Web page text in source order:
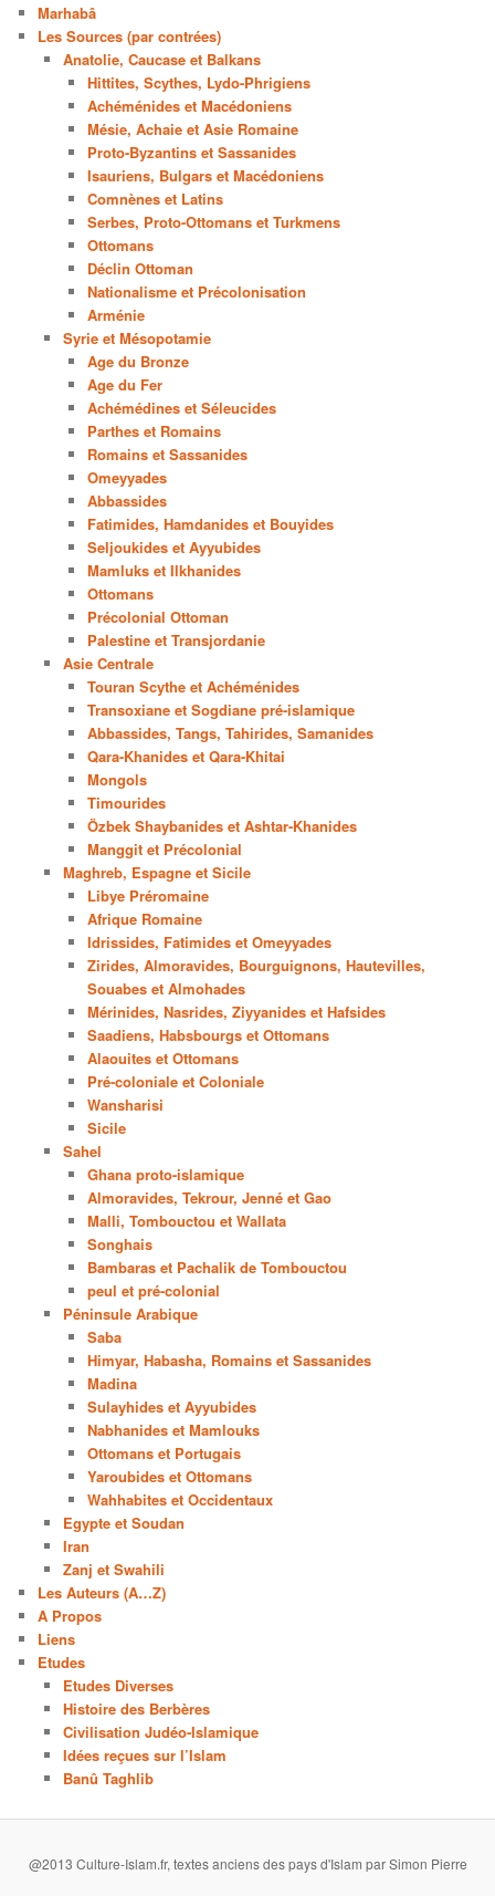
Marhabâ
Les Sources (par contrées)
Anatolie, Caucase et Balkans
Hittites, Scythes, Lydo-Phrigiens
Achéménides et Macédoniens
Mésie, Achaie et Asie Romaine
Proto-Byzantins et Sassanides
Isauriens, Bulgars et Macédoniens
Comnènes et Latins
Serbes, Proto-Ottomans et Turkmens
Ottomans
Déclin Ottoman
Nationalisme et Précolonisation
Arménie
Syrie et Mésopotamie
Age du Bronze
Age du Fer
Achémédines et Séleucides
Parthes et Romains
Romains et Sassanides
Omeyyades
Abbassides
Fatimides, Hamdanides et Bouyides
Seljoukides et Ayyubides
Mamluks et Ilkhanides
Ottomans
Précolonial Ottoman
Palestine et Transjordanie
Asie Centrale
Touran Scythe et Achéménides
Transoxiane et Sogdiane pré-islamique
Abbassides, Tangs, Tahirides, Samanides
Qara-Khanides et Qara-Khitai
Mongols
Timourides
Özbek Shaybanides et Ashtar-Khanides
Manggit et Précolonial
Maghreb, Espagne et Sicile
Libye Préromaine
Afrique Romaine
Idrissides, Fatimides et Omeyyades
Zirides, Almoravides, Bourguignons, Hautevilles,
Souabes et Almohades
Mérinides, Nasrides, Ziyyanides et Hafsides
Saadiens, Habsbourgs et Ottomans
Alaouites et Ottomans
Pré-coloniale et Coloniale
Wansharisi
Sicile
Sahel
Ghana proto-islamique
Almoravides, Tekrour, Jenné et Gao
Malli, Tombouctou et Wallata
Songhais
Bambaras et Pachalik de Tombouctou
peul et pré-colonial
Péninsule Arabique
Saba
Himyar, Habasha, Romains et Sassanides
Madina
Sulayhides et Ayyubides
Nabhanides et Mamlouks
Ottomans et Portugais
Yaroubides et Ottomans
Wahhabites et Occidentaux
Egypte et Soudan
Iran
Zanj et Swahili
Les Auteurs (A…Z)
A Propos
Liens
Etudes
Etudes Diverses
Histoire des Berbères
Civilisation Judéo-Islamique
Idées reçues sur l’Islam
Banû Taghlib
@2013 Culture-Islam.fr, textes anciens des pays d'Islam par Simon Pierre